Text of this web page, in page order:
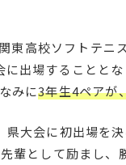
東高校ソフトテ
出場することと
みに3年生4ペアが
大会に初出場を
輩として励まし